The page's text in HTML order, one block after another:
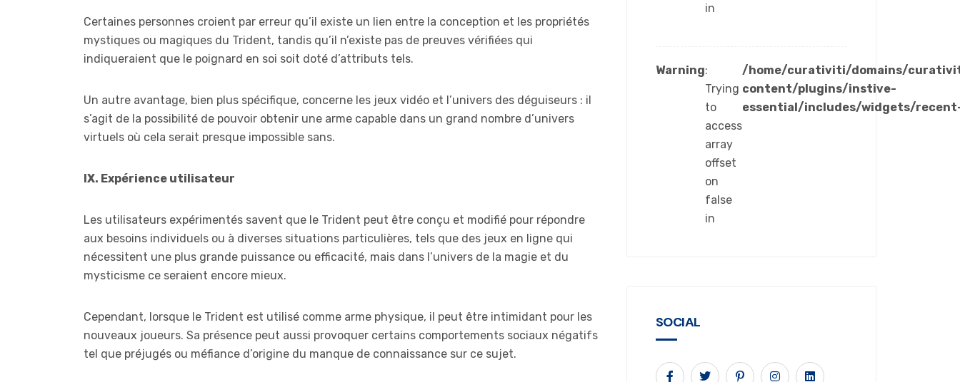
Certaines personnes croient par erreur qu’il existe un lien entre la conception et les propriétés
mystiques ou magiques du Trident, tandis qu’il n’existe pas de preuves vérifiées qui
indiqueraient que le poignard en soi soit doté d’attributs tels.
Un autre avantage, bien plus spécifique, concerne les jeux vidéo et l’univers des déguiseurs : il
s’agit de la possibilité de pouvoir obtenir une arme capable dans un grand nombre d’univers
virtuels où cela serait presque impossible sans.
IX. Expérience utilisateur
Les utilisateurs expérimentés savent que le Trident peut être conçu et modifié pour répondre
aux besoins individuels ou à diverses situations particulières, tels que des jeux en ligne qui
nécessitent une plus grande puissance ou efficacité, mais dans l’univers de la magie et du
mysticisme ce seraient encore mieux.
Cependant, lorsque le Trident est utilisé comme arme physique, il peut être intimidant pour les
nouveaux joueurs. Sa présence peut aussi provoquer certains comportements sociaux négatifs
tel que préjugés ou méfiance d’origine du manque de connaissance sur ce sujet.
in
Warning:
Trying
to
access
array
offset
on
false
in
/home/curativiti/domains/
content/plugins/instive-
essential/includes/widgets/
SOCIAL